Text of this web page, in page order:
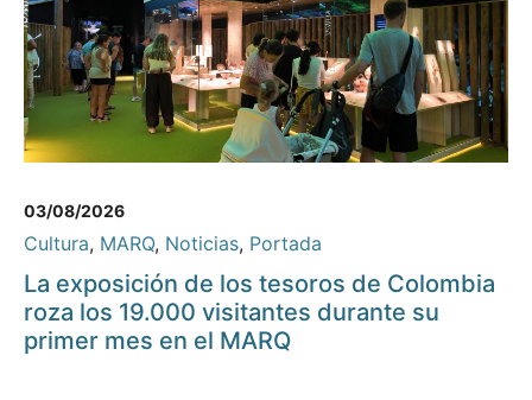
03/08/2026
Cultura, MARQ, Noticias, Portada
La exposición de los tesoros de Colombia
roza los 19.000 visitantes durante su
primer mes en el MARQ